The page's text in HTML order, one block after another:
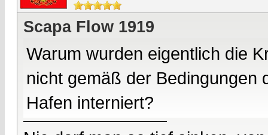
Scapa Flow 1919
Warum wurden eigentlich die
nicht gemäß der Bedingungen
Hafen interniert?